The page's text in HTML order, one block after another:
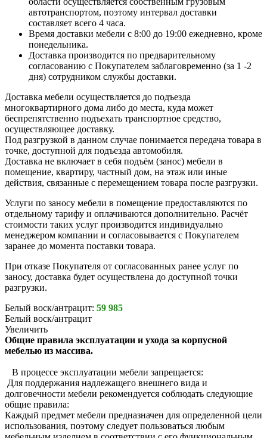
автотранспортом, поэтому интервал доставки
составляет всего 4 часа.
Время доставки мебели с 8:00 до 19:00 ежедневно, кроме
понедельника.
Доставка производится по предварительному
согласованию с Покупателем заблаговременно (за 1 -2
дня) сотрудником службы доставки.
Доставка мебели осуществляется до подъезда
многоквартирного дома либо до места, куда может
беспрепятственно подъехать транспортное средство,
осуществляющее доставку.
Под разгрузкой в данном случае понимается передача товара в
точке, доступной для подъезда автомобиля.
Доставка не включает в себя подъём (занос) мебели в
помещение, квартиру, частный дом, на этаж или иные
действия, связанные с перемещением товара после разгрузки.
Услуги по заносу мебели в помещение предоставляются по
отдельному тарифу и оплачиваются дополнительно. Расчёт
стоимости таких услуг производится индивидуально
менеджером компании и согласовывается с Покупателем
заранее до момента поставки товара.
При отказе Покупателя от согласованных ранее услуг по
заносу, доставка будет осуществлена до доступной точки
разгрузки.
Белый воск/антрацит: 59 985
Белый воск/антрацит
Увеличить
Общие правила эксплуатации и ухода за корпусной
мебелью из массива.
В процессе эксплуатации мебели запрещается:
Для поддержания надлежащего внешнего вида и
долговечности мебели рекомендуется соблюдать следующие
общие правила:
Каждый предмет мебели предназначен для определенной цели
использования, поэтому следует пользоваться любым